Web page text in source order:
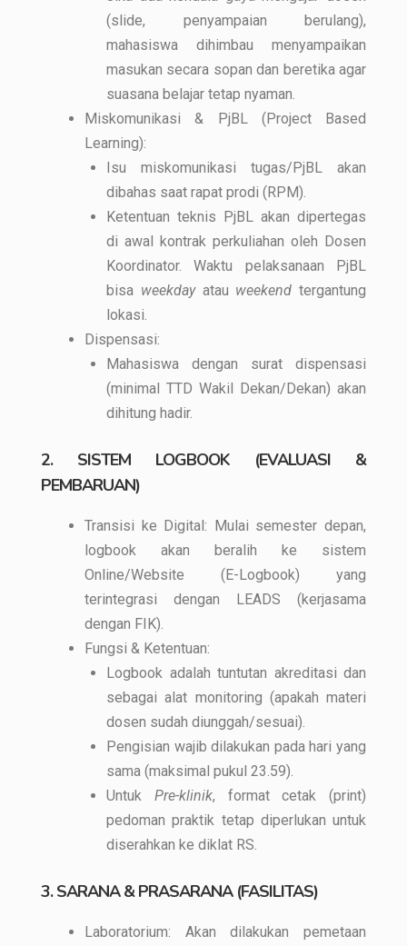
(slide, penyampaian berulang),
mahasiswa dihimbau menyampaikan
masukan secara sopan dan beretika agar
suasana belajar tetap nyaman.
Miskomunikasi & PjBL (Project Based
Learning):
Isu miskomunikasi tugas/PjBL akan
dibahas saat rapat prodi (RPM).
Ketentuan teknis PjBL akan dipertegas
di awal kontrak perkuliahan oleh Dosen
Koordinator. Waktu pelaksanaan PjBL
bisa weekdayatau weekend tergantung
lokasi.
Dispensasi:
Mahasiswa dengan surat dispensasi
(minimal TTD Wakil Dekan/Dekan) akan
dihitung hadir.
2. SISTEM LOGBOOK (EVALUASI &
PEMBARUAN)
Transisi ke Digital: Mulai semester depan,
logbook akan beralih ke sistem
Online/Website (E-Logbook) yang
terintegrasi dengan LEADS (kerjasama
dengan FIK).
Fungsi & Ketentuan:
Logbook adalah tuntutan akreditasi dan
sebagai alat monitoring (apakah materi
dosen sudah diunggah/sesuai).
Pengisian wajib dilakukan pada hari yang
sama (maksimal pukul 23.59).
Untuk Pre-klinik, format cetak (print)
pedoman praktik tetap diperlukan untuk
diserahkan ke diklat RS.
3. SARANA & PRASARANA (FASILITAS)
Laboratorium: Akan dilakukan pemetaan